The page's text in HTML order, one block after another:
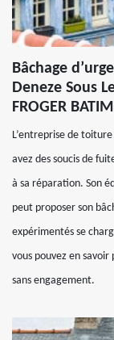
Bâchage
Deneze Sous
FROGER
L’entreprise de toiture
avez des soucis de
à sa réparation. Son
peut proposer son
expérimentés se
vous pouvez en
sans engagement.